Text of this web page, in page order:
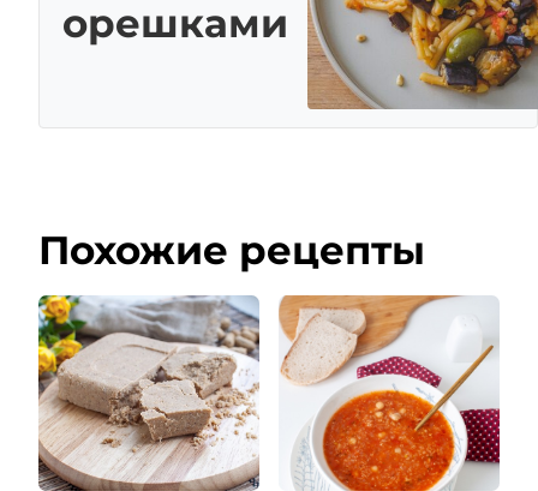
орешками
Похожие рецепты